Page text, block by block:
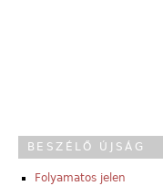
BESZÉLŐ ÚJSÁG
Folyamatos jelen